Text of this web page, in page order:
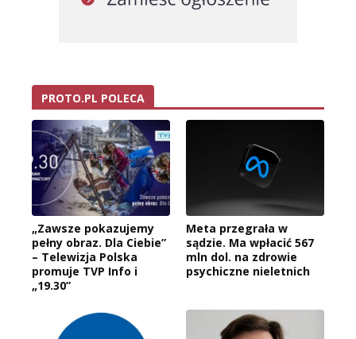
PROTO.PL POLECA
„Zawsze pokazujemy
pełny obraz. Dla Ciebie”
– Telewizja Polska
promuje TVP Info i
„19.30”
Meta przegrała w
sądzie. Ma wpłacić 567
mln dol. na zdrowie
psychiczne nieletnich